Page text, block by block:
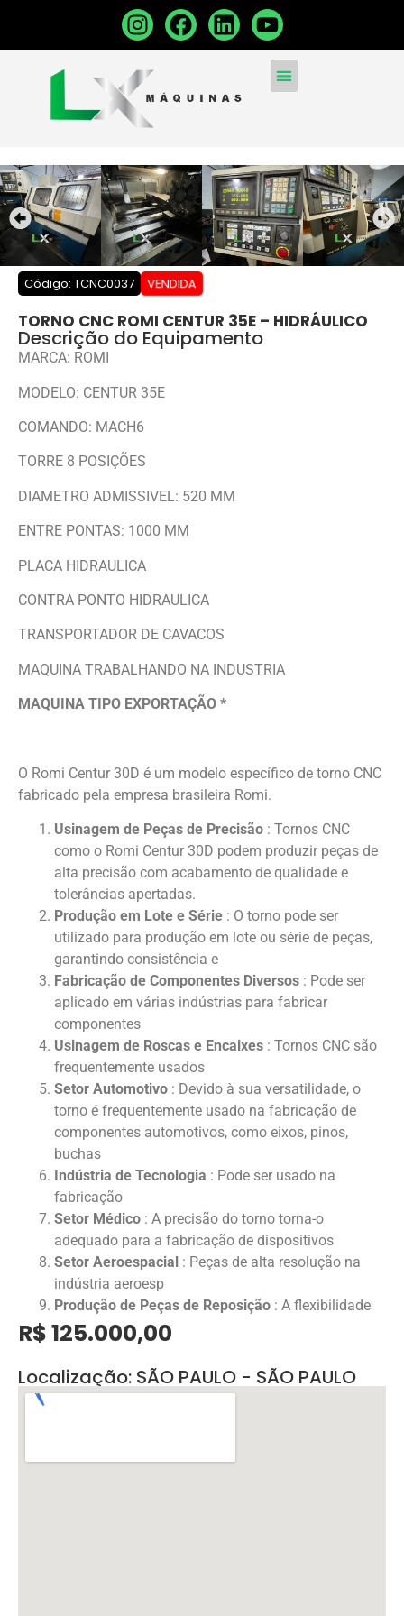
Código: TCNC0037 VENDIDA
TORNO CNC ROMI CENTUR 35E – HIDRÁULICO
Descrição do Equipamento
MARCA: ROMI
MODELO: CENTUR 35E
COMANDO: MACH6
TORRE 8 POSIÇÕES
DIAMETRO ADMISSIVEL: 520 MM
ENTRE PONTAS: 1000 MM
PLACA HIDRAULICA
CONTRA PONTO HIDRAULICA
TRANSPORTADOR DE CAVACOS
MAQUINA TRABALHANDO NA INDUSTRIA
MAQUINA TIPO EXPORTAÇÃO *
O Romi Centur 30D é um modelo específico de torno CNC
fabricado pela empresa brasileira Romi.
Usinagem de Peças de Precisão : Tornos CNC
como o Romi Centur 30D podem produzir peças de
alta precisão com acabamento de qualidade e
tolerâncias apertadas.
Produção em Lote e Série : O torno pode ser
utilizado para produção em lote ou série de peças,
garantindo consistência e
Fabricação de Componentes Diversos : Pode ser
aplicado em várias indústrias para fabricar
componentes
Usinagem de Roscas e Encaixes : Tornos CNC são
frequentemente usados
Setor Automotivo : Devido à sua versatilidade, o
torno é frequentemente usado na fabricação de
componentes automotivos, como eixos, pinos,
buchas
Indústria de Tecnologia : Pode ser usado na
fabricação
Setor Médico : A precisão do torno torna-o
adequado para a fabricação de dispositivos
Setor Aeroespacial : Peças de alta resolução na
indústria aeroesp
Produção de Peças de Reposição : A flexibilidade
R$ 125.000,00
Localização: SÃO PAULO - SÃO PAULO